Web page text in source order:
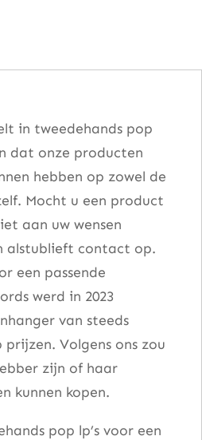
in tweedehands pop
dat onze producten
hebben op zowel de
Mocht u een product
aan uw wensen
alstublieft contact op.
een passende
werd in 2023
van steeds
Volgens ons zou
zijn of haar
kunnen kopen.
pop lp’s voor een